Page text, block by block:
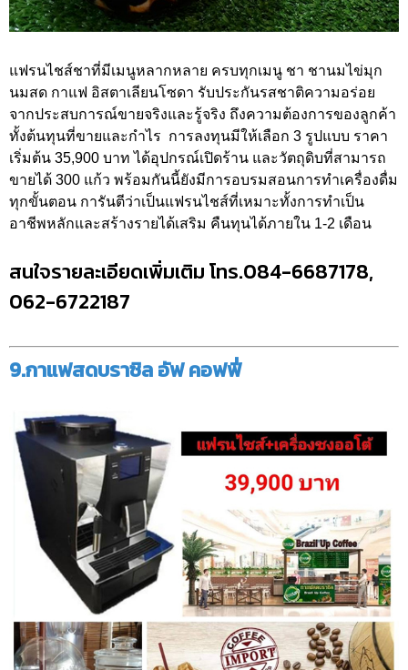
แฟรนไชส์ชาที่มีเมนูหลากหลาย ครบทุกเมนู ชา ชานมไข่มุก
นมสด กาแฟ อิสตาเลียนโซดา รับประกันรสชาติความอร่อย
จากประสบการณ์ขายจริงและรู้จริง ถึงความต้องการของลูกค้า
ทั้งต้นทุนที่ขายและกำไร การลงทุนมีให้เลือก 3 รูปแบบ ราคา
เริ่มต้น 35,900 บาท ได้อุปกรณ์เปิดร้าน และวัตถุดิบที่สามารถ
ขายได้ 300 แก้ว พร้อมกันนี้ยังมีการอบรมสอนการทำเครื่องดื่ม
ทุกขั้นตอน การันตีว่าเป็นแฟรนไชส์ที่เหมาะทั้งการทำเป็น
อาชีพหลักและสร้างรายได้เสริม คืนทุนได้ภายใน 1-2 เดือน
สนใจรายละเอียดเพิ่มเติม โทร.084-6687178,
062-6722187
9.กาแฟสดบราซิล อัฟ คอฟฟี่